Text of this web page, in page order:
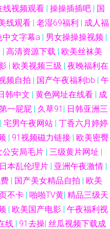
线视频观看 | 操操插插吧 | 国
线观看 | 老湿69福利 | 成人福
中文字幕a | 男女操操操视频 |
| 高清资源下载 | 欧美丝袜美
| 欧美视频三级 | 夜晚福利在
频自拍 | 国产午夜福利bb | 午
韩中文 | 黄色网址在线看 | 成
一屁屁 | 久草91 | 日韩亚洲三
| 宅男午夜网站 | 丁香六月婷婷
| 91视频磁力链接 | 欧美密臀
公安局毛片 | 三级黄片网址 |
日本乱伦理片 | 亚洲午夜激情 |
| 国产美女精品自拍 | 欧美
不卡 | 啪啪TV黄| 精品三级天
| 欧美国产电影 | 午夜福利视
线 | 91去操| 丝瓜视频下载成